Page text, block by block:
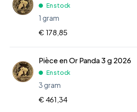
En stock
1 gram
€ 178,85
Pièce en Or Panda 3 g 2026
En stock
3 gram
€ 461,34